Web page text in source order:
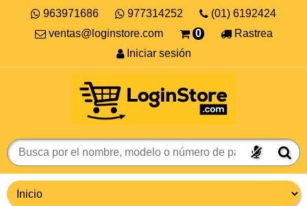
963971686 977314252
(01) 6192424
ventas@loginstore.com
0
Rastrea
Iniciar sesión